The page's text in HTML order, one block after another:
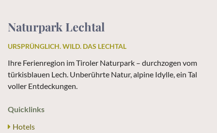
Naturpark Lechtal
URSPRÜNGLICH. WILD. DAS LECHTAL
Ihre Ferienregion im Tiroler Naturpark – durchzogen vom
türkisblauen Lech. Unberührte Natur, alpine Idylle, ein Tal
voller Entdeckungen.
Quicklinks
Hotels